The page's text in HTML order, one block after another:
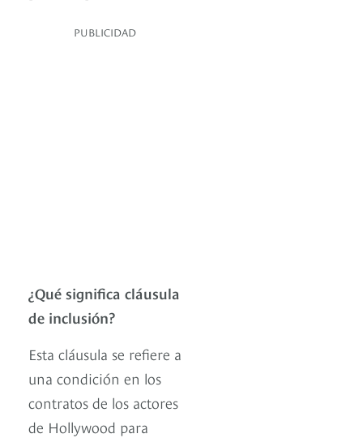
PUBLICIDAD
¿Qué significa cláusula
de inclusión?
Esta cláusula se refiere a
una condición en los
contratos de los actores
de Hollywood para